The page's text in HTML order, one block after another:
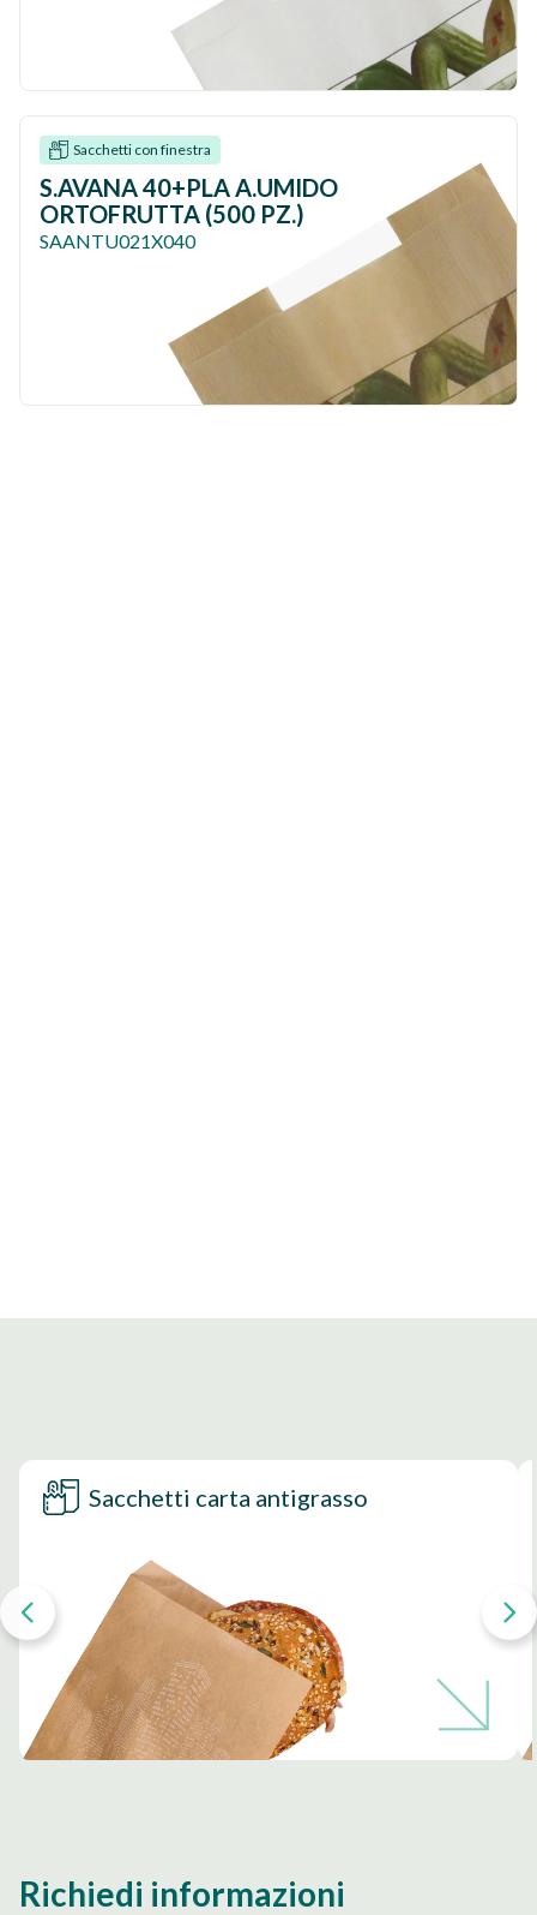
Sacchetti con finestra
S.AVANA 40+PLA A.UMIDO
ORTOFRUTTA (500 PZ.)
SAANTU021X040
Sacchetti carta antigrasso
Richiedi informazioni